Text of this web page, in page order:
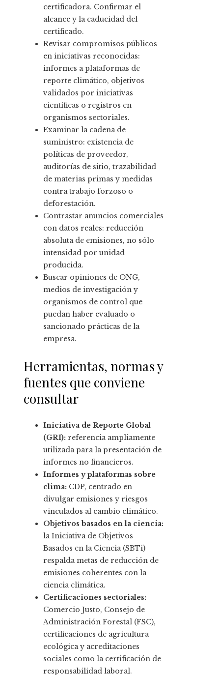
certificadora. Confirmar el
alcance y la caducidad del
certificado.
Revisar compromisos públicos
en iniciativas reconocidas:
informes a plataformas de
reporte climático, objetivos
validados por iniciativas
científicas o registros en
organismos sectoriales.
Examinar la cadena de
suministro: existencia de
políticas de proveedor,
auditorías de sitio, trazabilidad
de materias primas y medidas
contra trabajo forzoso o
deforestación.
Contrastar anuncios comerciales
con datos reales: reducción
absoluta de emisiones, no sólo
intensidad por unidad
producida.
Buscar opiniones de ONG,
medios de investigación y
organismos de control que
puedan haber evaluado o
sancionado prácticas de la
empresa.
Herramientas, normas y
fuentes que conviene
consultar
Iniciativa de Reporte Global
(GRI): referencia ampliamente
utilizada para la presentación de
informes no financieros.
Informes y plataformas sobre
clima: CDP, centrado en
divulgar emisiones y riesgos
vinculados al cambio climático.
Objetivos basados en la ciencia:
la Iniciativa de Objetivos
Basados en la Ciencia (SBTi)
respalda metas de reducción de
emisiones coherentes con la
ciencia climática.
Certificaciones sectoriales:
Comercio Justo, Consejo de
Administración Forestal (FSC),
certificaciones de agricultura
ecológica y acreditaciones
sociales como la certificación de
responsabilidad laboral.